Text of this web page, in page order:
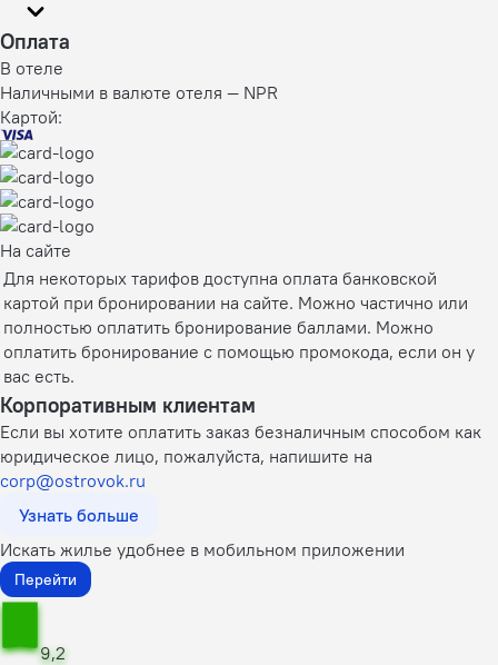
Оплата
В отеле
Наличными в валюте отеля — NPR
Картой:
На сайте
Для некоторых тарифов доступна оплата банковской
картой при бронировании на сайте. Можно частично или
полностью оплатить бронирование баллами. Можно
оплатить бронирование с помощью промокода, если он у
вас есть.
Корпоративным клиентам
Если вы хотите оплатить заказ безналичным способом как
юридическое лицо, пожалуйста, напишите на
corp@ostrovok.ru
Узнать больше
Искать жилье удобнее в мобильном приложении
Перейти
9,2